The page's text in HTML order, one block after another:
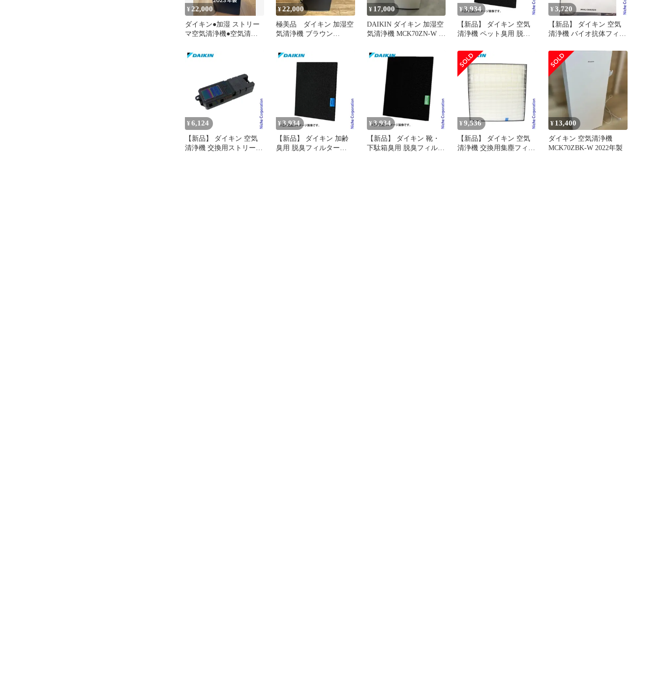
¥ 22,000
ダイキン●加湿 ストリー
マ空気清浄機●空気清浄
¥22,000
極美品 ダイキン 加湿空
気清浄機 ブラウン
¥ 17,000
DAIKIN ダイキン 加湿空
気清浄機 MCK70ZN-W 中
¥3,934
【新品】 ダイキン 空気
清浄機 ペット臭用 脱臭
¥ 3,720
【新品】 ダイキン 空気
清浄機 バイオ抗体フィル
¥ 6,124
【新品】 ダイキン 空気
清浄機 交換用ストリーマ
¥3,934
【新品】 ダイキン 加齢
臭用 脱臭フィルター
¥3,934
【新品】 ダイキン 靴・
下駄箱臭用 脱臭フィルタ
¥ 9,536
【新品】 ダイキン 空気
清浄機 交換用集塵フィル
¥ 13,400
ダイキン 空気清浄機
MCK70ZBK-W 2022年製